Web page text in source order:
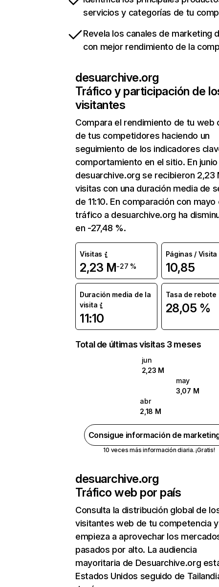
servicios y categorías de tu
Revela los canales de marketing
con mejor rendimiento de la
desuarchive.org
Tráfico y participación de
visitantes
Compara el rendimiento de tu web
de tus competidores haciendo un
seguimiento de los indicadores
comportamiento en el sitio. En junio
desuarchive.org se recibieron 2,23
visitas con una duración media de
de 11:10. En comparación con mayo
tráfico a desuarchive.org ha
en -27,48 %.
Visitas
2,23 M-27 %
Páginas / Visita
10,85
Duración media de la
visita
11:10
Tasa de rebote
28,05 %
Total de últimas visitas 3 meses
jun
2,23 M
may
3,07 M
abr
2,18 M
Consigue información de
10 veces más información diaria. ¡Gratis!
desuarchive.org
Tráfico web por país
Consulta la distribución global de
visitantes web de tu competencia y
empieza a aprovechar los
pasados por alto. La audiencia
mayoritaria de Desuarchive.org
Estados Unidos seguido de